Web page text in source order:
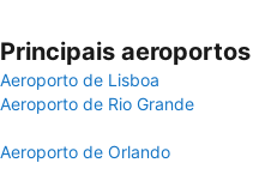
Principais
Aeroporto de Lisboa
Aeroporto de Rio Grande
Aeroporto de Orlando